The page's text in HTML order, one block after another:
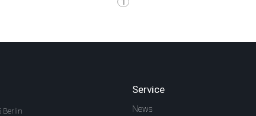
Berlin
Service
News